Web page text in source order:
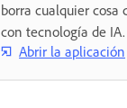
borra cualquier cosa
con tecnología de IA.
Abrir la aplicación